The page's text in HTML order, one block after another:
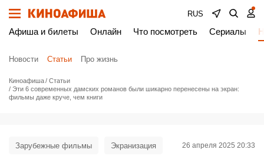
RUS
Афиша и билеты Онлайн Что посмотреть Сериалы
Новости Статьи Про жизнь
Киноафиша
Статьи
Эти 6 современных дамских романов были шикарно перенесены на экран:
фильмы даже круче, чем книги
Зарубежные фильмы Экранизация 26 апреля 2025 20:33